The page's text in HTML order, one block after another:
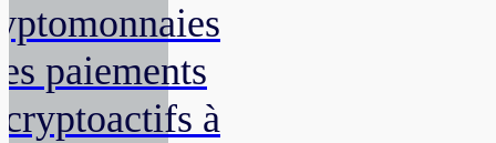
paiements
à